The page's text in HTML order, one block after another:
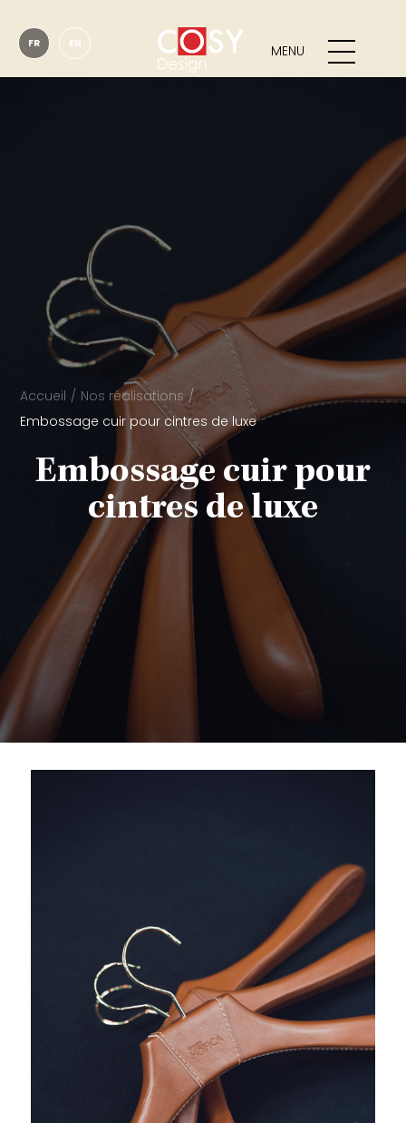
FR EN MENU
Accueil
Nos réalisations
Embossage cuir pour cintres de luxe
Embossage cuir pour
cintres de luxe